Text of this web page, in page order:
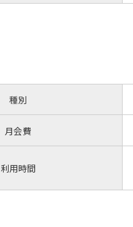
種別
月会費
利用時間